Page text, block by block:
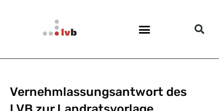
Vernehmlassungsantwort des